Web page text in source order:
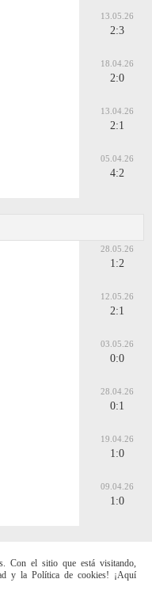
13.05.26
2:3
18.04.26
2:0
13.04.26
2:1
05.04.26
4:2
28.05.26
1:2
12.05.26
2:1
03.05.26
0:0
28.04.26
0:1
19.04.26
1:0
09.04.26
1:0
Con el sitio que está visitando,
y la Política de cookies! ¡Aquí